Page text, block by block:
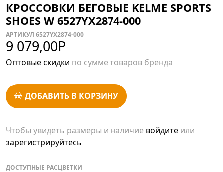
КРОССОВКИ БЕГОВЫЕ KELME SPORTS
SHOES W 6527YX2874-000
АРТИКУЛ 6527YX2874-000
9 079,00Р
Оптовые скидки по сумме товаров бренда
ДОБАВИТЬ В КОРЗИНУ
Чтобы увидеть размеры и наличие войдите или
зарегистрируйтесь
ДОСТУПНЫЕ РАСЦВЕТКИ